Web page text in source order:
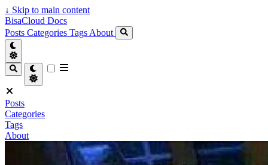
↓ Skip to main content
BisaCloud Docs
Posts Categories Tags About
Posts
Categories
Tags
About